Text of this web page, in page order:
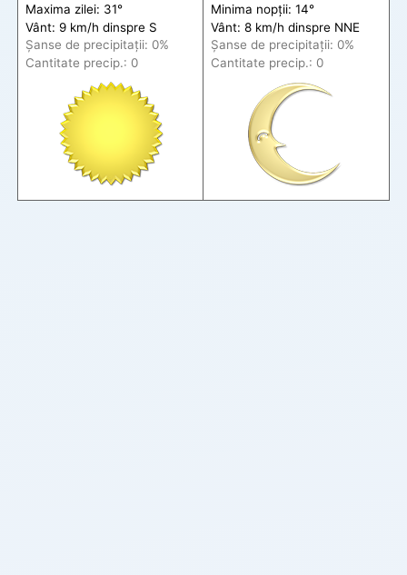
Maxima zilei: 31°
Vânt: 9 km/h dinspre S
Șanse de precipitații: 0%
Cantitate precip.: 0
Minima nopții: 14°
Vânt: 8 km/h dinspre NNE
Șanse de precipitații: 0%
Cantitate precip.: 0